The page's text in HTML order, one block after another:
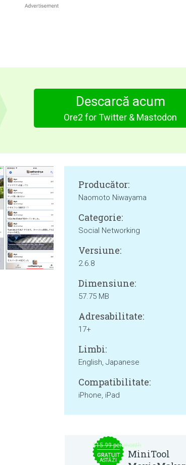
Descarcă acum
Ore2 for Twitter & Mastodon
Producător:
Naomoto Niwayama
Categorie:
Social Networking
Versiune:
2.6.8
Dimensiune:
57.75 MB
Adresabilitate:
17+
Limbi:
English, Japanese
Compatibilitate:
iPhone, iPad
$15.99 per month
GRATUIT
ASTĂZI
MiniTool